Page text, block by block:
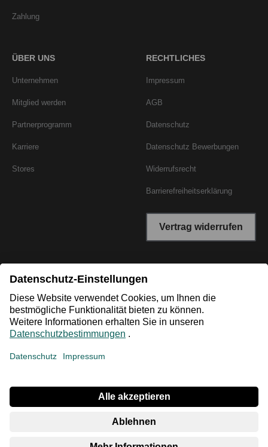
Zahlung
ÜBER UNS
Unternehmen
Mitglied werden
Partnerprogramm
Karriere
Stores
RECHTLICHES
Impressum
AGB
Datenschutz
Datenschutz Bewerbungen
Widerrufsrecht
Barrierefreiheitserklärung
Vertrag widerrufen
*Niedrigster Gesamtpreis der letzten 30 Tage vor der